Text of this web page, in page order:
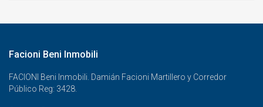
Facioni Beni Inmobili
FACIONI Beni Inmobili. Damián Facioni Martillero y Corredor
Público Reg: 3428.